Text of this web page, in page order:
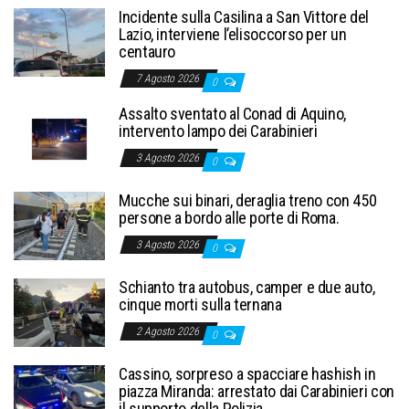
Incidente sulla Casilina a San Vittore del
Lazio, interviene l’elisoccorso per un
centauro
7 Agosto 2026 0
Assalto sventato al Conad di Aquino,
intervento lampo dei Carabinieri
3 Agosto 2026 0
Mucche sui binari, deraglia treno con 450
persone a bordo alle porte di Roma.
3 Agosto 2026 0
Schianto tra autobus, camper e due auto,
cinque morti sulla ternana
2 Agosto 2026 0
Cassino, sorpreso a spacciare hashish in
piazza Miranda: arrestato dai Carabinieri con